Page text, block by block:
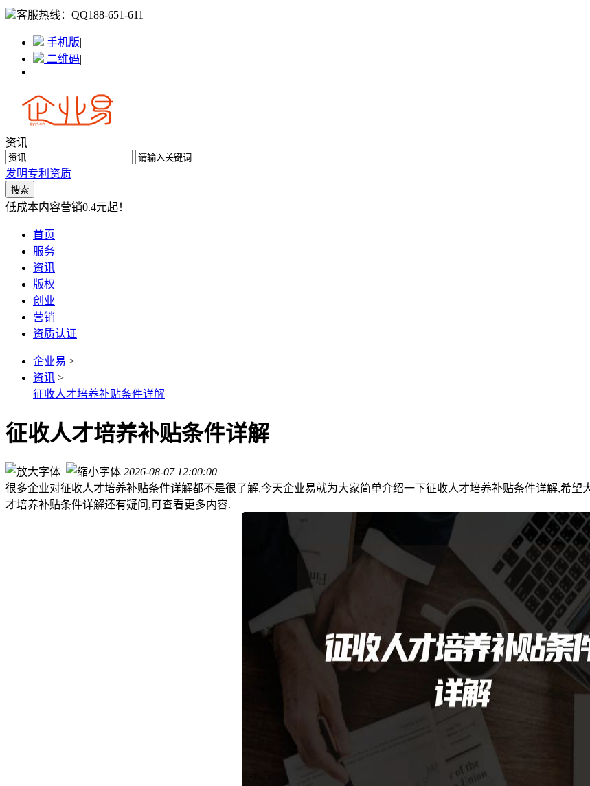
客服热线： QQ188-651-611
手机版|
二维码|
资讯
发明专利 资质
低成本内容营销0.4元起！
首页
服务
资讯
版权
创业
营销
资质认证
企业易 >
资讯 >
征收人才培养补贴条件详解
征收人才培养补贴条件详解
2026-08-07 12:00:00
很多企业对征收人才培养补贴条件详解都不是很了解,今天企业易就为大家简单介绍一下征收人才培养补贴条件详解,希
才培养补贴条件详解还有疑问,可查看更多内容.